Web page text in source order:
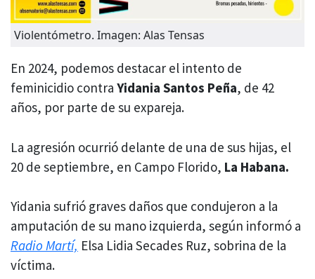
Violentómetro. Imagen: Alas Tensas
En 2024, podemos destacar el intento de
feminicidio contra Yidania Santos Peña, de 42
años, por parte de su expareja.
La agresión ocurrió delante de una de sus hijas, el
20 de septiembre, en Campo Florido, La Habana.
Yidania sufrió graves daños que condujeron a la
amputación de su mano izquierda, según informó a
Radio Martí, Elsa Lidia Secades Ruz, sobrina de la
víctima.